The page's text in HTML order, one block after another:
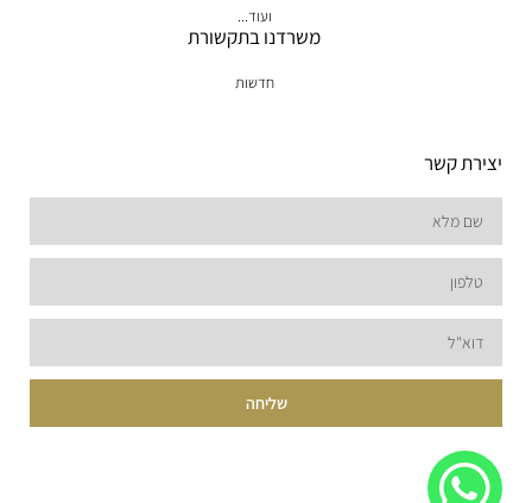
ועוד...
משרדנו בתקשורת
חדשות
יצירת קשר
שליחה